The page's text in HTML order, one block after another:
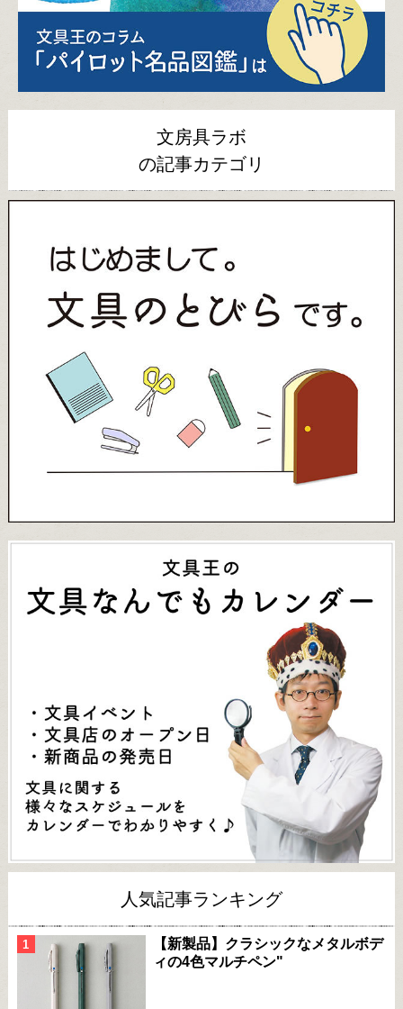
文房具ラボ
の記事カテゴリ
人気記事ランキング
【新製品】クラシックなメタルボデ
ィの4色マルチペン"